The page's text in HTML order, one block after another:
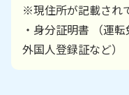
※現住所が記載され
・身分証明書 （運
外国人登録証など）